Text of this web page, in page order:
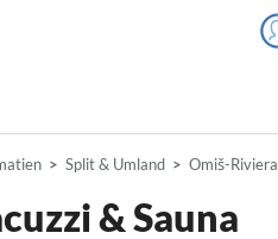
Split & Umland Omiš-Riviera
& Sauna